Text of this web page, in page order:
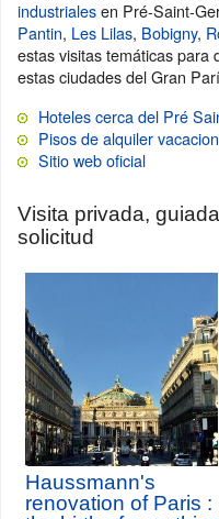
industrialesen Pré-Saint-
Pantin, Les Lilas, Bobigny,
estas visitas temáticas para
estas ciudades del Gran
Hoteles cerca del Pré
Pisos de alquiler
Sitio web oficial
Visita privada,
solicitud
Haussmann's
renovation of Paris :